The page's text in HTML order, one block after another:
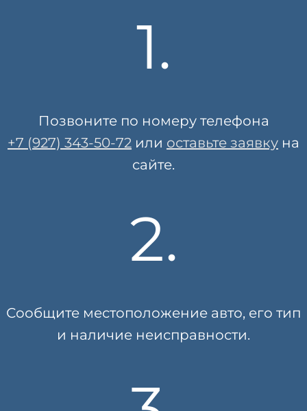
1.
Позвоните по номеру телефона
+7 (927) 343-50-72 или оставьте заявку на
сайте.
2.
Сообщите местоположение авто, его тип
и наличие неисправности.